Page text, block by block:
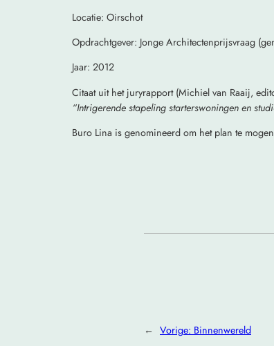
Locatie: Oirschot
Opdrachtgever: Jonge Architectenprijsvraag
Jaar: 2012
Citaat uit het juryrapport (Michiel van Raaij,
“Intrigerende stapeling starterswoningen en
Buro Lina is genomineerd om het plan te
← Vorige: Binnenwereld